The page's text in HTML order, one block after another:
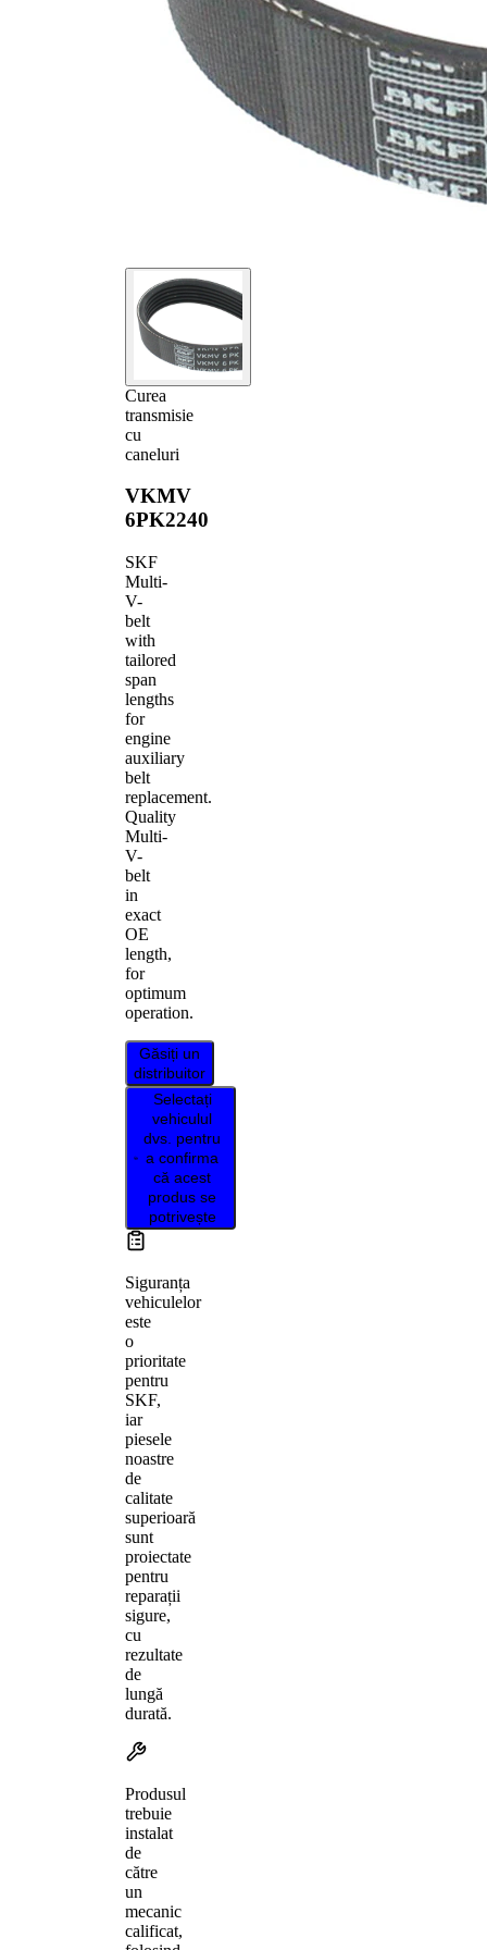
Curea
transmisie
cu
caneluri
VKMV
6PK2240
SKF
Multi-
V-
belt
with
tailored
span
lengths
for
engine
auxiliary
belt
replacement.
Quality
Multi-
V-
belt
in
exact
OE
length,
for
optimum
operation.
Găsiți un
distribuitor
Selectați
vehiculul
dvs. pentru
a confirma
că acest
produs se
potrivește
Siguranța
vehiculelor
este
o
prioritate
pentru
SKF,
iar
piesele
noastre
de
calitate
superioară
sunt
proiectate
pentru
reparații
sigure,
cu
rezultate
de
lungă
durată.
Produsul
trebuie
instalat
de
către
un
mecanic
calificat,